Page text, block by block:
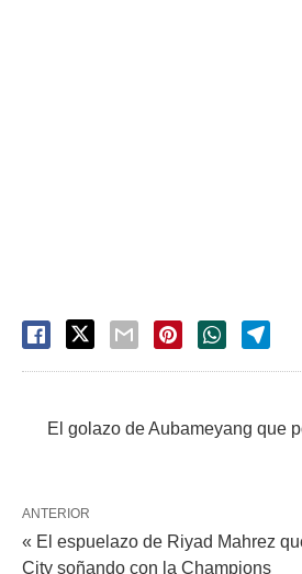
El golazo de Aubameyang que
ANTERIOR
« El espuelazo de Riyad Mahrez
City soñando con la Champions